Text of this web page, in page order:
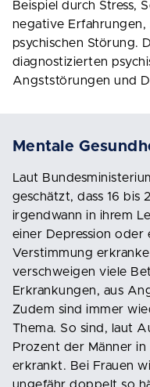
Beispiel durch Stress,
negative
psychischen Störung.
diagnostizierten
Angststörungen und
Mentale
Laut
geschätzt, dass 16 bis
irgendwann in ihrem
einer Depression oder
Verstimmung
verschweigen viele
Erkrankungen, aus
Zudem sind immer
Thema. So sind, laut
Prozent der Männer in
erkrankt. Bei Frauen